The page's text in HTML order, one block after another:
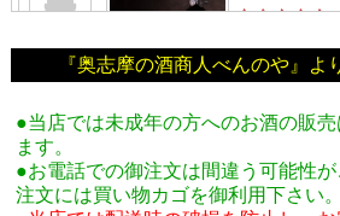
『奥志摩の酒商人べんのや』よ
●当店では未成年の方へのお酒の販
ます。
●お電話での御注文は間違う可能性
注文には買い物カゴを御利用下さい。